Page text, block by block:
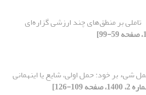
تاملی بر منطق‌های چند ارزشی گزاره‌ای
شیء بر خود: حمل اولی، شایع یا اینهمانی